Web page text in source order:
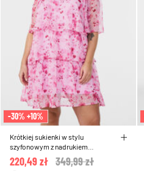
-30% +10%
Krótkiej sukienki w stylu
szyfonowym z nadrukiem
kwiatowym i warstwami falbanek
Price reduced from
349,99 zł
220,49 zł